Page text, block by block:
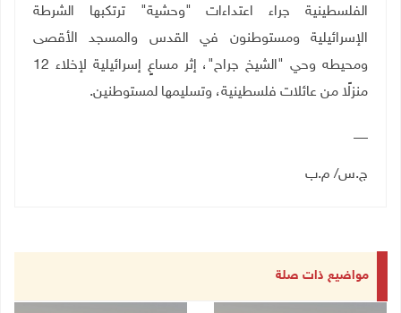
الفلسطينية جراء اعتداءات "وحشية" ترتكبها الشرطة
الإسرائيلية ومستوطنون في القدس والمسجد الأقصى
ومحيطه وحي "الشيخ جراح"، إثر مساعٍ إسرائيلية لإخلاء 12
منزلًا من عائلات فلسطينية، وتسليمها لمستوطنين.
ج.س/ م.ب
مواضيع ذات صلة